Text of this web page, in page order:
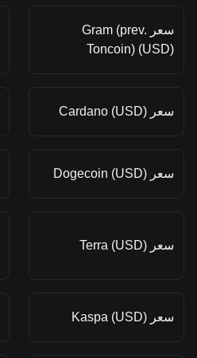
سعر Gram (prev.
Toncoin) (USD)
سعر Cardano (USD)
سعر Dogecoin (USD)
سعر Terra (USD)
سعر Kaspa (USD)